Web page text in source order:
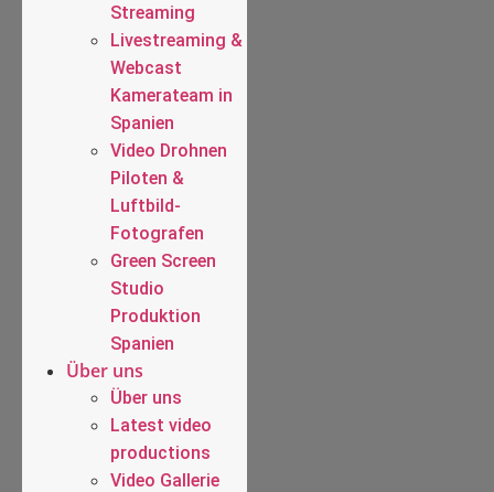
Streaming
Livestreaming &
Webcast
Kamerateam in
Spanien
Video Drohnen
Piloten &
Luftbild-
Fotografen
Green Screen
Studio
Produktion
Spanien
Über uns
Über uns
Latest video
productions
Video Gallerie